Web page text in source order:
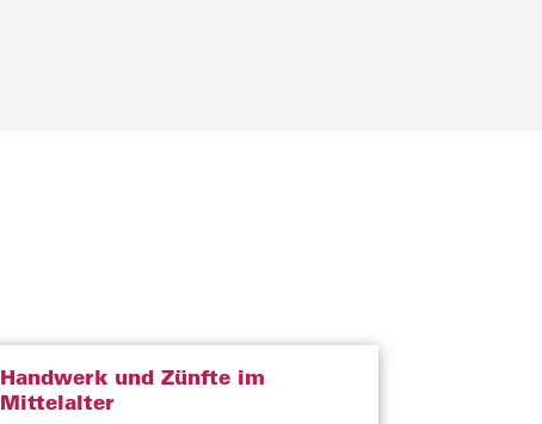
Handwerk und Zünfte im
Mittelalter